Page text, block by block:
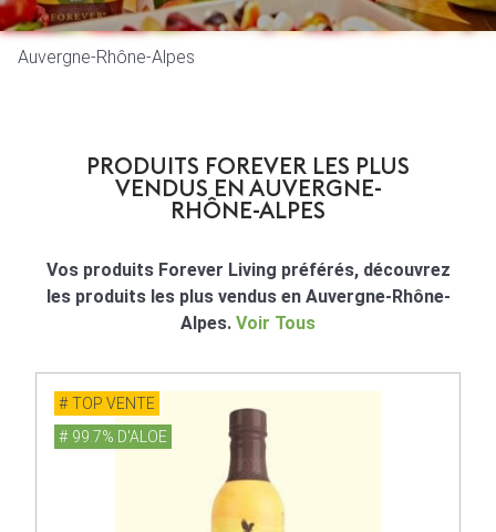
Auvergne-Rhône-Alpes
PRODUITS FOREVER LES PLUS
VENDUS EN AUVERGNE-
RHÔNE-ALPES
Vos produits Forever Living préférés, découvrez
les produits les plus vendus en Auvergne-Rhône-
Alpes. Voir Tous
TOP VENTE
99.7% D'ALOE